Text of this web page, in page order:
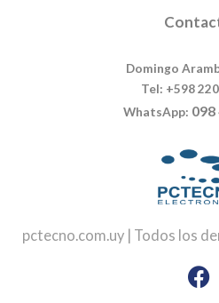
Domingo
Tel: +598
WhatsApp: 098
pctecno.com.uy | Todos los